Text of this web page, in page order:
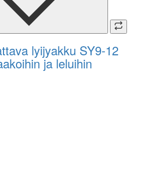
lyijyakku SY9-12
ja leluihin